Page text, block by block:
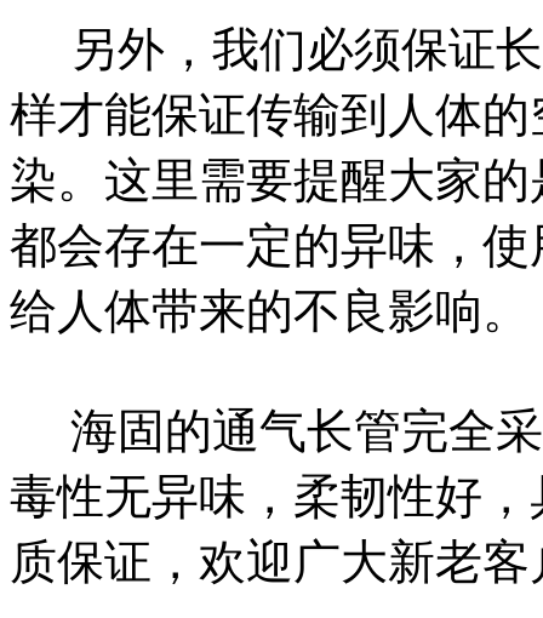
另外，我们必须保证
样才能保证传输到人体
染。这里需要提醒大家
都会存在一定的异味，
给人体带来的不良影响。
海固的通气长管完全采
毒性无异味，柔韧性好
质保证，欢迎广大新老